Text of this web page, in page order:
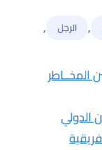
, الرجل ,
المخــاطر
الدولي